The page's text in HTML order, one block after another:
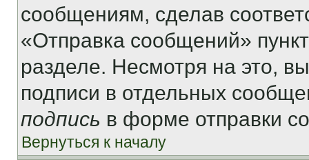
сообщениям, сделав
«Отправка сообщений»
разделе. Несмотря на это,
подписи в отдельных
подпись в форме отправки
Вернуться к началу